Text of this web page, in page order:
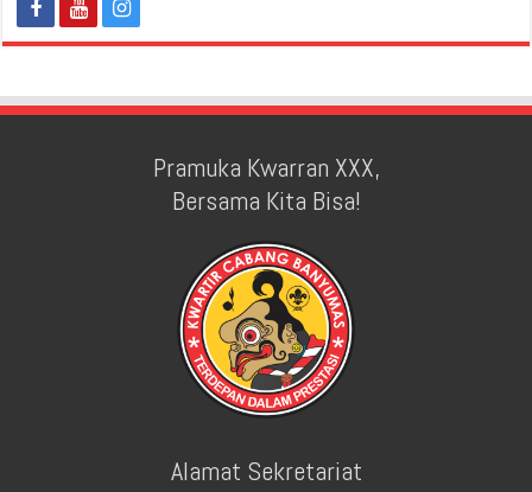
Pramuka Kwarran XXX,
Bersama Kita Bisa!
Alamat Sekretariat